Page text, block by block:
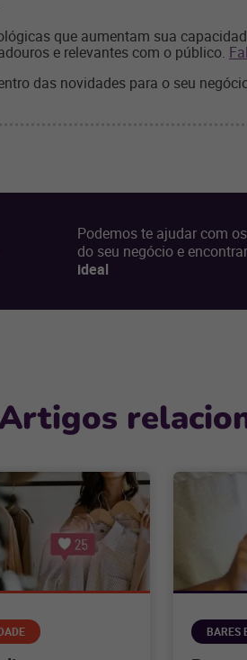
que aumentam sua
e relevantes com o público.
das novidades para o seu
Podemos te ajudar com
do seu negócio e
ideal
BARES